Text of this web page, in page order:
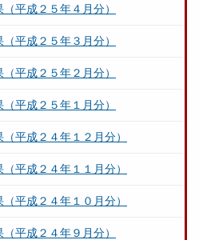
平成２５年４月分）
平成２５年３月分）
平成２５年２月分）
平成２５年１月分）
平成２４年１２月分）
平成２４年１１月分）
平成２４年１０月分）
平成２４年９月分）